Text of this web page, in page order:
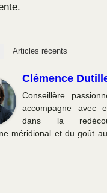
Articles récents
Clémence
Conseillère
accompagne avec
dans la
méridional et du goût